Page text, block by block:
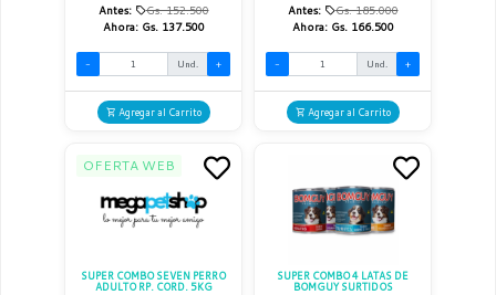
Antes:
Gs. 152.500
Ahora: Gs. 137.500
- Und. +
Agregar al Carrito
Antes:
Gs. 185.000
Ahora: Gs. 166.500
- Und. +
Agregar al Carrito
OFERTA WEB
SUPER COMBO SEVEN PERRO
ADULTO RP. CORD. 5KG
SUPER COMBO 4 LATAS DE
BOMGUY SURTIDOS